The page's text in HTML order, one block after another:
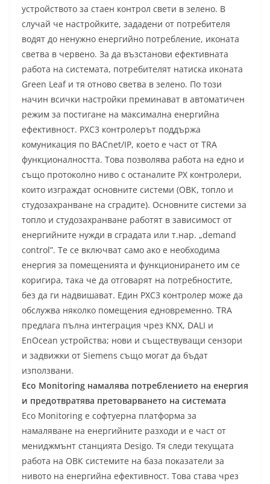
устройството за стаен контрол свети в зелено. В
случай че настройките, зададени от потребителя
водят до ненужно енергийно потребление, иконата
светва в червено. За да възстанови ефективната
работа на системата, потребителят натиска иконата
Green Leaf и тя отново светва в зелено. По този
начин всички настройки преминават в автоматичен
режим за постигане на максимална енергийна
ефективност. PXC3 контролерът поддържа
комуникация по BACnet/IP, което е част от TRA
функционалността. Това позволява работа на едно и
също протоколно ниво с останалите PX контролери,
които изграждат основните системи (ОВК, топло и
студозахранване на сградите). Основните системи за
топло и студозахранване работят в зависимост от
енергийните нужди в сградата или т.нар. „demand
control”. Те се включват само ако е необходима
енергия за помещенията и функционирането им се
коригира, така че да отговарят на потребностите,
без да ги надвишават. Един PXC3 контролер може да
обслужва няколко помещения едновременно. TRA
предлага пълна интеграция чрез KNX, DALI и
EnOcean устройства; нови и съществуващи сензори
и задвижки от Siemens също могат да бъдат
използвани.
Eco Monitoring намалява потреблението на енергия
и предотвратява претоварването на системата
Eco Monitoring е софтуерна платформа за
намаляване на енергийните разходи и е част от
мениджмънт станцията Desigo. Тя следи текущата
работа на ОВК системите на база показатели за
нивото на енергийна ефективност. Това става чрез